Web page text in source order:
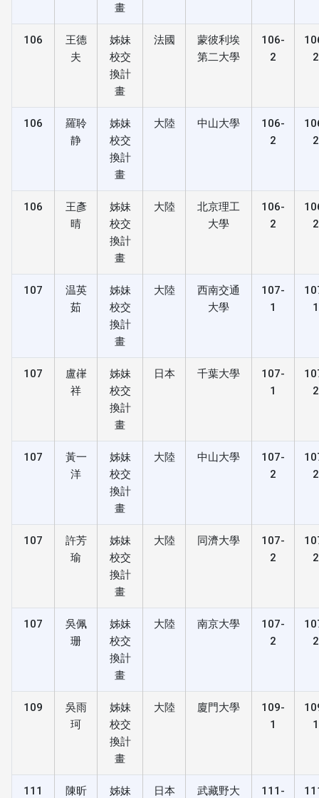
畫
106
王德
夫
姊妹
校交
換計
畫
法國
蒙彼利埃
第二大學
106-
2
2
106
羅聆
静
姊妹
校交
換計
畫
大陸 中山大學
106-
2
2
106
王彥
晴
姊妹
校交
換計
畫
大陸
北京理工
大學
106-
2
2
107
温英
茹
姊妹
校交
換計
畫
大陸
西南交通
大學
107-
1
1
107
盧嵂
祥
姊妹
校交
換計
畫
日本 千葉大學
107-
1
2
107
黃一
洋
姊妹
校交
換計
畫
大陸 中山大學
107-
2
2
107
許芳
瑜
姊妹
校交
換計
畫
大陸 同濟大學
107-
2
2
107
吳佩
珊
姊妹
校交
換計
畫
大陸 南京大學
107-
2
2
109
吳雨
珂
姊妹
校交
換計
畫
大陸 廈門大學
109-
1
1
111
陳昕
姊妹
日本
武藏野大
111-